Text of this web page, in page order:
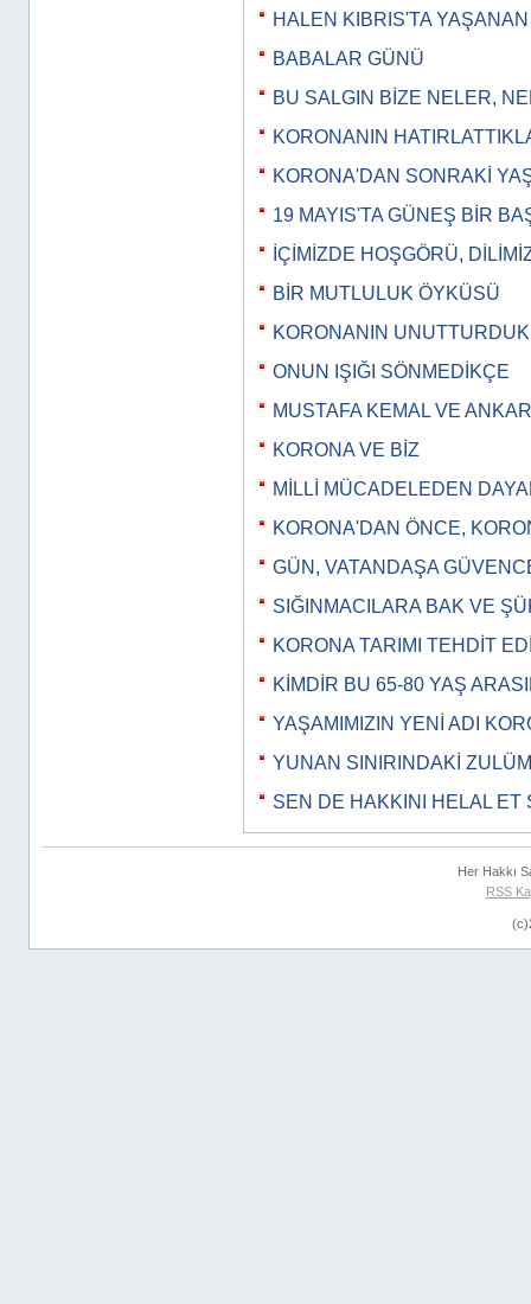
HALEN KIBRIS'TA
BABALAR GÜNÜ
BU SALGIN BİZE NELER,
KORONANIN
KORONA'DAN SONRAKİ
19 MAYIS'TA GÜNEŞ BİR
İÇİMİZDE HOŞGÖRÜ,
BİR MUTLULUK ÖYKÜSÜ
KORONANIN
ONUN IŞIĞI SÖNMEDİKÇE
MUSTAFA KEMAL VE
KORONA VE BİZ
MİLLİ MÜCADELEDEN
KORONA'DAN ÖNCE,
GÜN, VATANDAŞA
SIĞINMACILARA BAK VE
KORONA TARIMI TEHDİT
KİMDİR BU 65-80 YAŞ
YAŞAMIMIZIN YENİ ADI
YUNAN SINIRINDAKİ
SEN DE HAKKINI HELAL ET
Her Hakkı
RSS